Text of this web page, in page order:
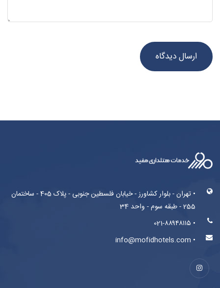
• تهران - بلوار کشاورز - خیابان فلسطین جنوبی - پلاک 405 - ساختمان
255 - طبقه سوم - واحد 34
• 021-۸۸۹۴۸۱۱۵
• info@mofidhotels.com